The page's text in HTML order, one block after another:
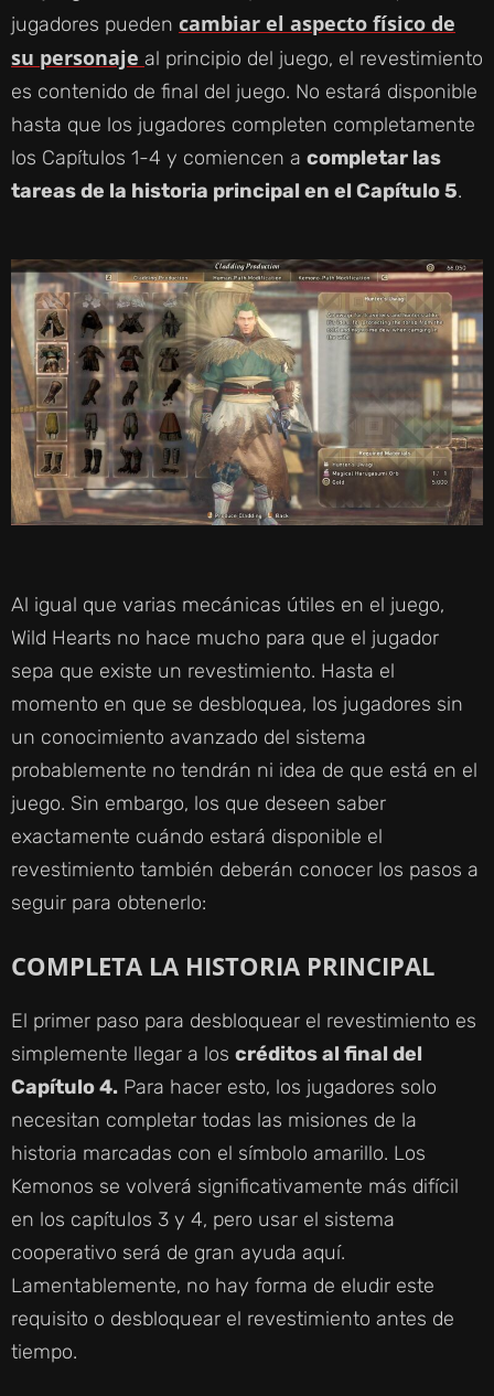
D
E
O
jugadores pueden cambiar el aspecto físico de
su personaje al principio del juego, el revestimiento
es contenido de final del juego. No estará disponible
hasta que los jugadores completen completamente
los Capítulos 1-4 y comiencen a completar las
tareas de la historia principal en el Capítulo 5.
Al igual que varias mecánicas útiles en el juego,
Wild Hearts no hace mucho para que el jugador
sepa que existe un revestimiento. Hasta el
momento en que se desbloquea, los jugadores sin
un conocimiento avanzado del sistema
probablemente no tendrán ni idea de que está en el
juego. Sin embargo, los que deseen saber
exactamente cuándo estará disponible el
revestimiento también deberán conocer los pasos a
seguir para obtenerlo:
COMPLETA LA HISTORIA PRINCIPAL
El primer paso para desbloquear el revestimiento es
simplemente llegar a los créditos al final del
Capítulo 4. Para hacer esto, los jugadores solo
necesitan completar todas las misiones de la
historia marcadas con el símbolo amarillo. Los
Kemonos se volverá significativamente más difícil
en los capítulos 3 y 4, pero usar el sistema
cooperativo será de gran ayuda aquí.
Lamentablemente, no hay forma de eludir este
requisito o desbloquear el revestimiento antes de
tiempo.